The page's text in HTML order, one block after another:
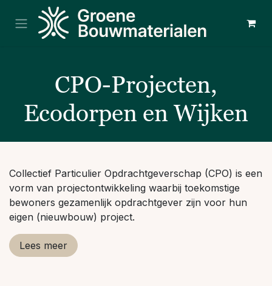
Overslaan naar inhoud
CPO-Projecten,
Ecodorpen en Wijken
Collectief Particulier Opdrachtgeverschap (CPO) is een
vorm van projectontwikkeling waarbij toekomstige
bewoners gezamenlijk opdrachtgever zijn voor hun
eigen (nieuwbouw) project.
Lees meer